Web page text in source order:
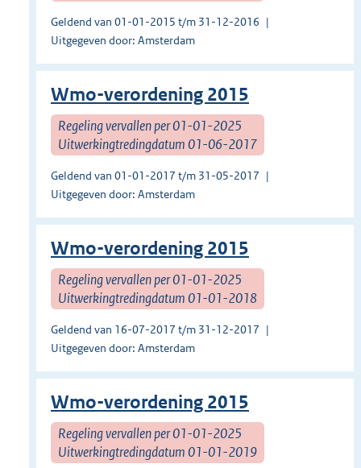
Geldend van 01-01-2015 t/m 31-12-2016
Uitgegeven door: Amsterdam
Wmo-verordening 2015
Regeling vervallen per 01-01-2025
Uitwerkingtredingdatum 01-06-2017
Geldend van 01-01-2017 t/m 31-05-2017
Uitgegeven door: Amsterdam
Wmo-verordening 2015
Regeling vervallen per 01-01-2025
Uitwerkingtredingdatum 01-01-2018
Geldend van 16-07-2017 t/m 31-12-2017
Uitgegeven door: Amsterdam
Wmo-verordening 2015
Regeling vervallen per 01-01-2025
Uitwerkingtredingdatum 01-01-2019